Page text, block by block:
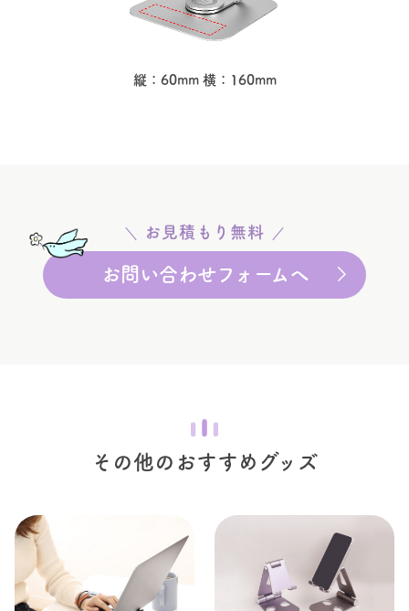
縦：60mm 横：160mm
お見積もり無料
お問い合わせフォームへ
その他のおすすめグッズ